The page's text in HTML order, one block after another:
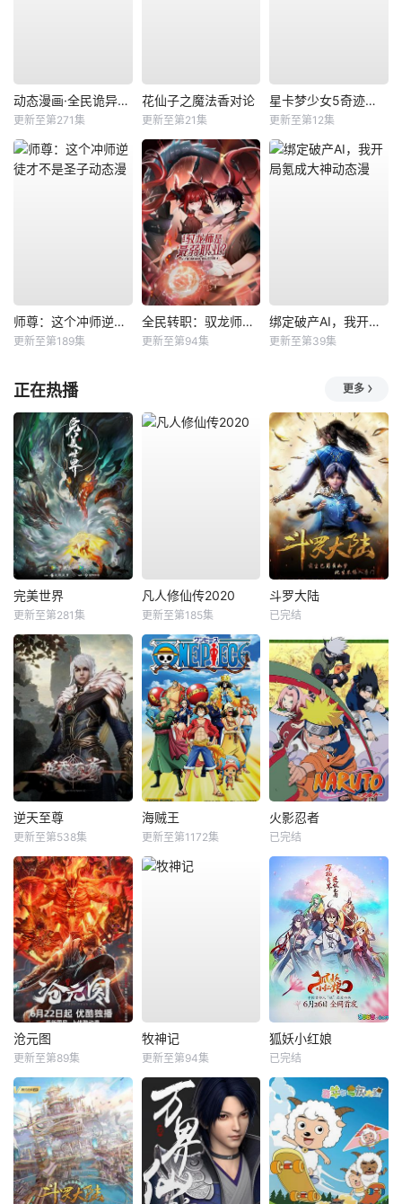
动态漫画·全民诡异：开局掌握零元购
更新至第271集
花仙子之魔法香对论
更新至第21集
星卡梦少女5奇迹绽放
更新至第12集
师尊：这个冲师逆徒才不是圣子动态漫
更新至第189集
全民转职：驭龙师是最弱职业？动态漫
更新至第94集
绑定破产AI，我开局氪成大神动态漫
更新至第39集
正在热播 更多
完美世界
更新至第281集
凡人修仙传2020
更新至第185集
斗罗大陆
已完结
逆天至尊
更新至第538集
海贼王
更新至第1172集
火影忍者
已完结
沧元图
更新至第89集
牧神记
更新至第94集
狐妖小红娘
已完结